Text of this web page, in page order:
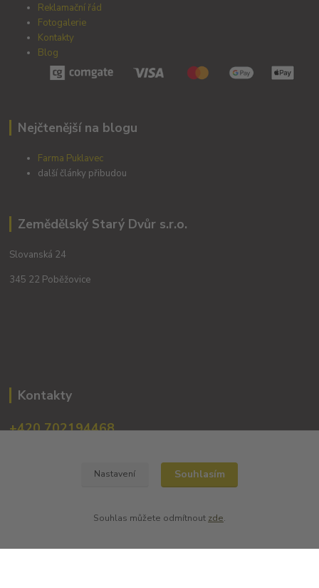
Reklamační řád
Fotogalerie
Kontakty
Blog
Nejčtenější na blogu
Farma Puklavec
další články přibudou
Zemědělský Starý Dvůr s.r.o.
Slovanská 24
345 22 Poběžovice
Kontakty
+420 702194468
obchod@dobrevinko.cz
Nastavení Souhlasím
Souhlas můžete odmítnout zde.